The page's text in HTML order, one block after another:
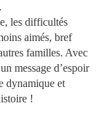
les difficultés
aimés, bref
familles. Avec
message d’espoir
dynamique et
!